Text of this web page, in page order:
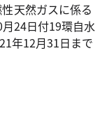
天然ガスに係る
24日付19環自水
年12月31日まで